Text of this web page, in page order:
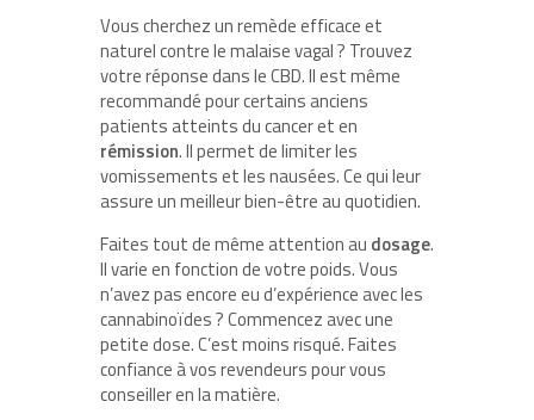
Vous cherchez un remède efficace et
naturel contre le malaise vagal ? Trouvez
votre réponse dans le CBD. Il est même
recommandé pour certains anciens
patients atteints du cancer et en
rémission. Il permet de limiter les
vomissements et les nausées. Ce qui leur
assure un meilleur bien-être au quotidien.
Faites tout de même attention au dosage.
Il varie en fonction de votre poids. Vous
n’avez pas encore eu d’expérience avec les
cannabinoïdes ? Commencez avec une
petite dose. C’est moins risqué. Faites
confiance à vos revendeurs pour vous
conseiller en la matière.